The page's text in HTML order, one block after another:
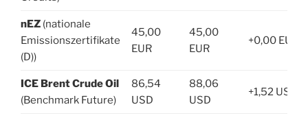
nEZ (nationale
Emissionszertifikate
(D))
45,00
EUR
45,00
EUR
+0,00 EUR
ICE Brent Crude Oil
(Benchmark Future)
86,54
USD
88,06
USD
+1,52 USD